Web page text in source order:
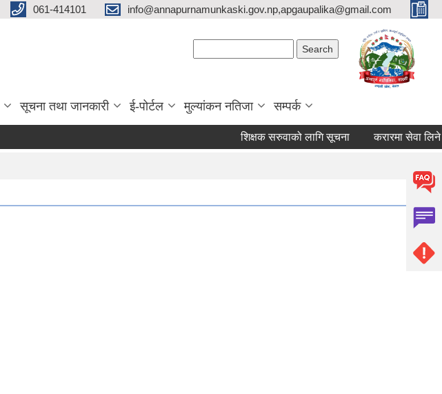
061-414101 info@annapurnamunkaski.gov.np,apgaupalika@gmail.com
सूचना तथा जानकारी ई-पोर्टल मुल्यांकन नतिजा सम्पर्क
शिक्षक सरुवाको लागि सूचना करारमा सेवा लिने